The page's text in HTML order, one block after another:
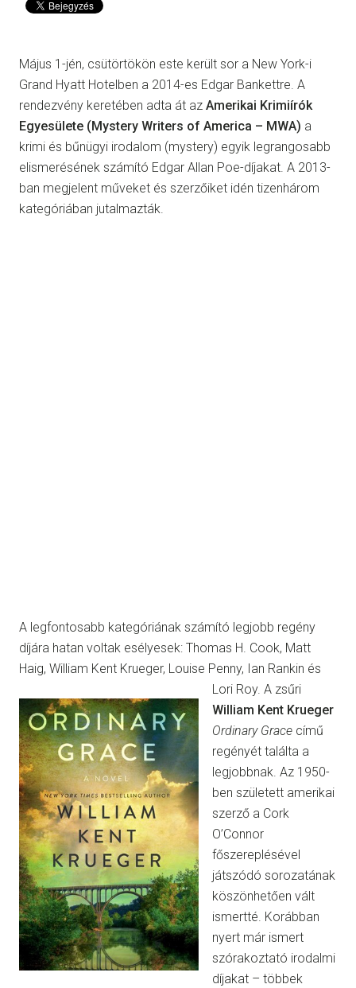
Május 1-jén, csütörtökön este került sor a New York-i
Grand Hyatt Hotelben a 2014-es Edgar Bankettre. A
rendezvény keretében adta át az Amerikai Krimiírók
Egyesülete (Mystery Writers of America – MWA) a
krimi és bűnügyi irodalom (mystery) egyik legrangosabb
elismerésének számító Edgar Allan Poe-díjakat. A 2013-
ban megjelent műveket és szerzőiket idén tizenhárom
kategóriában jutalmazták.
A legfontosabb kategóriának számító legjobb regény
díjára hatan voltak esélyesek: Thomas H. Cook, Matt
Haig, William Kent Krueger, Louise Penny, Ian Rankin és
Lori Roy. A zsűri
William Kent Krueger
Ordinary Gracecímű
regényét találta a
legjobbnak. Az 1950-
ben született amerikai
szerző a Cork
O’Connor
főszereplésével
játszódó sorozatának
köszönhetően vált
ismertté. Korábban
nyert már ismert
szórakoztató irodalmi
díjakat – többek